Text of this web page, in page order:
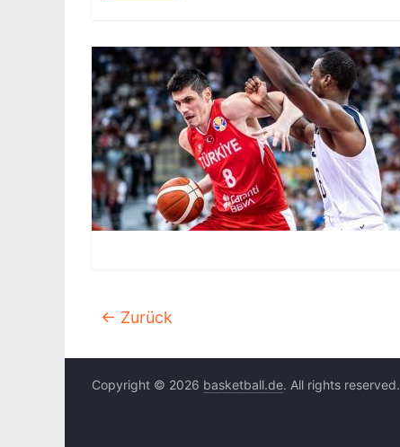
← Zurück
Copyright © 2026 basketball.de. All rights reserved.